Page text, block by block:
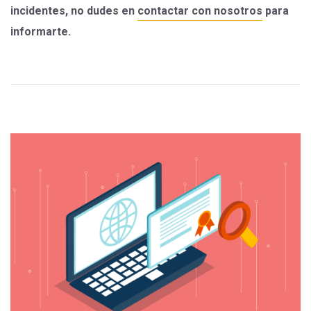
incidentes, no dudes en contactar con nosotros para
informarte.